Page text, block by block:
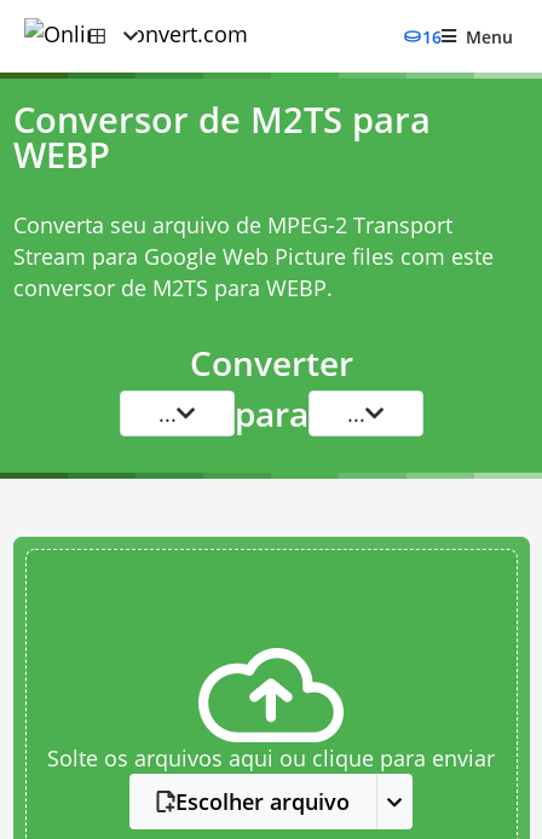
16 Menu
Conversor de M2TS para
WEBP
Converta seu arquivo de MPEG-2 Transport
Stream para Google Web Picture files com este
conversor de M2TS para WEBP.
Converter
... para ...
Solte os arquivos aqui ou clique para enviar
Escolher arquivo